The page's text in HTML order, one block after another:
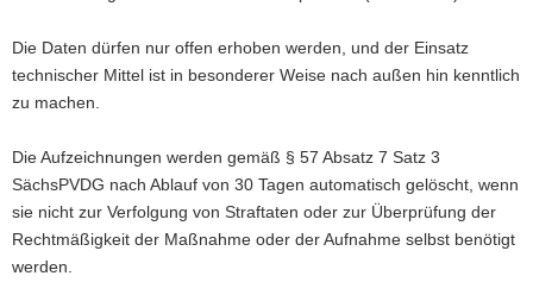
Die Daten dürfen nur offen erhoben werden, und der Einsatz
technischer Mittel ist in besonderer Weise nach außen hin kenntlich
zu machen.
Die Aufzeichnungen werden gemäß § 57 Absatz 7 Satz 3
SächsPVDG nach Ablauf von 30 Tagen automatisch gelöscht, wenn
sie nicht zur Verfolgung von Straftaten oder zur Überprüfung der
Rechtmäßigkeit der Maßnahme oder der Aufnahme selbst benötigt
werden.